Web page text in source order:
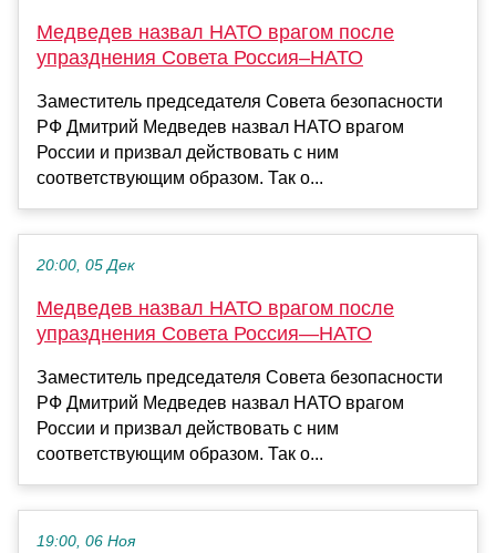
Медведев назвал НАТО врагом после
упразднения Совета Россия–НАТО
Заместитель председателя Совета безопасности
РФ Дмитрий Медведев назвал НАТО врагом
России и призвал действовать с ним
соответствующим образом. Так о...
20:00, 05 Дек
Медведев назвал НАТО врагом после
упразднения Совета Россия—НАТО
Заместитель председателя Совета безопасности
РФ Дмитрий Медведев назвал НАТО врагом
России и призвал действовать с ним
соответствующим образом. Так о...
19:00, 06 Ноя